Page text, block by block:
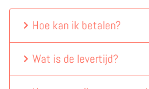
Hoe kan ik betalen?
Wat is de levertijd?